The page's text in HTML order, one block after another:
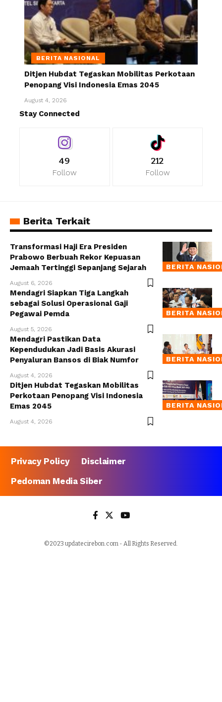
BERITA NASIONAL
Ditjen Hubdat Tegaskan Mobilitas Perkotaan
Penopang Visi Indonesia Emas 2045
August 4, 2026
Stay Connected
49
Follow
212
Follow
Berita Terkait
BERITA
Transformasi Haji Era Presiden
Prabowo Berbuah Rekor Kepuasan
Jemaah Tertinggi Sepanjang Sejarah
August 6, 2026
BERITA
Mendagri Siapkan Tiga Langkah
sebagai Solusi Operasional Gaji
Pegawai Pemda
August 5, 2026
BERITA
Mendagri Pastikan Data
Kependudukan Jadi Basis Akurasi
Penyaluran Bansos di Biak Numfor
August 4, 2026
BERITA
Ditjen Hubdat Tegaskan Mobilitas
Perkotaan Penopang Visi Indonesia
Emas 2045
August 4, 2026
Privacy Policy
Disclaimer
Pedoman Media Siber
©2023 updatecirebon.com - All Rights Reserved.